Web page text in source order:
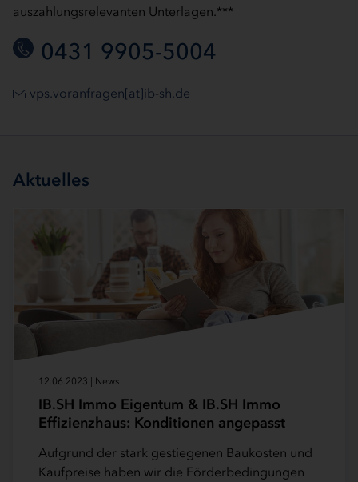
auszahlungsrelevanten Unterlagen.***
0431 9905-5004
vps.voranfragen[at]ib-sh.de
Aktuelles
12.06.2023 | News
IB.SH Immo Eigentum & IB.SH Immo
Effizienzhaus: Konditionen angepasst
Aufgrund der stark gestiegenen Baukosten und
Kaufpreise haben wir die Förderbedingungen